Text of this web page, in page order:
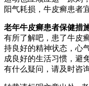
阳气耗损，牛皮癣患者
老年牛皮癣患者保健措
有所了解吧，患了牛皮
持良好的精神状态，心
成良好的生活习惯，避
有什么疑问，请及时咨